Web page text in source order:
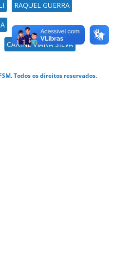
RAQUEL GUERRA
CARINE VIANA SILVA
Todos os direitos reservados.